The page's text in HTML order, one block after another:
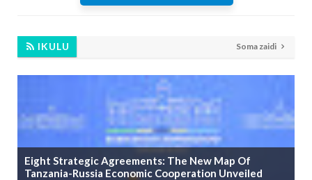
IKULU Soma zaidi
Eight Strategic Agreements: The New Map Of
Tanzania-Russia Economic Cooperation Unveiled